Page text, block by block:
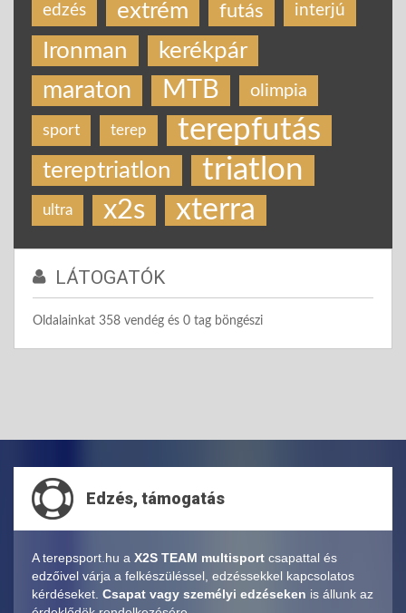
edzés extrém futás interjú
Ironman kerékpár
maraton MTB olimpia
sport terep terepfutás
tereptriatlon triatlon
ultra x2s xterra
LÁTOGATÓK
Oldalainkat 358 vendég és 0 tag böngészi
Edzés, támogatás
A terepsport.hu a X2S TEAM multisport csapattal és
edzőivel várja a felkészüléssel, edzéssekkel kapcsolatos
kérdéseket. Csapat vagy személyi edzéseken is állunk az